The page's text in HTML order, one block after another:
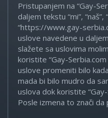
Pristupanjem na “Gay-
daljem tekstu “mi”,
“https://www.gay-
uslove navedene u
slažete sa uslovima
koristite “Gay-
uslove promeniti bilo
mada bi bilo mudro da
uslova dok koristite
Posle izmena to znači